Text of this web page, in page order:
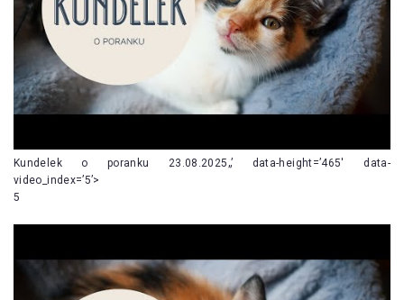
Kundelek o poranku 23.08.2025„’ data-height=’465′ data-
video_index=’5’>
5